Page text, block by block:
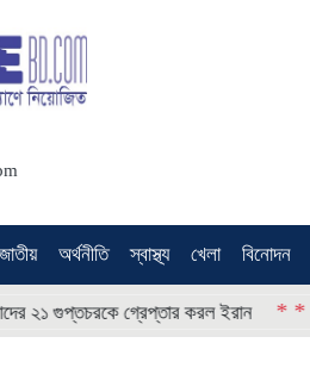
জাতীয় অর্থনীতি স্বাস্থ্য খেলা বিনোদন
গুপ্তচরকে গ্রেপ্তার করল ইরান * * * *